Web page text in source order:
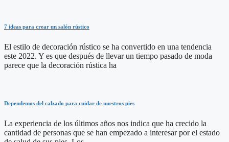
7 ideas para crear un salón rústico
El estilo de decoración rústico se ha convertido en una tendencia
este 2022. Y es que después de llevar un tiempo pasado de moda
parece que la decoración rústica ha
Dependemos del calzado para cuidar de nuestros pies
La experiencia de los últimos años nos indica que ha crecido la
cantidad de personas que se han empezado a interesar por el estado